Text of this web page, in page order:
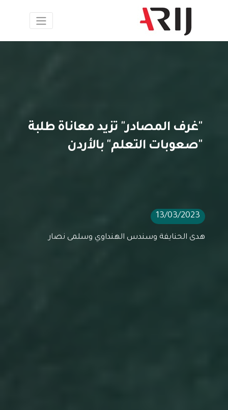
"غرف المصادر" تزيد معاناة طلبة
"صعوبات التعلم" بالأردن
13/03/2023
هدى الحنايفة وسندس الهنداوي وسلمى نصار